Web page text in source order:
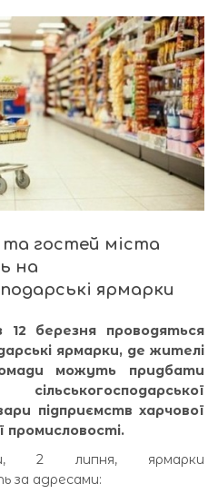
та гостей міста
на
ярмарки
12 березня проводяться
ярмарки, де жителі
можуть придбати
підприємств харчової
промисловості.
2 липня, ярмарки
за адресами: